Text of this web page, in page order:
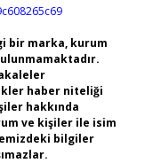
bir marka, kurum
haber niteliği
hakkında
ve kişiler ile isim
bilgiler